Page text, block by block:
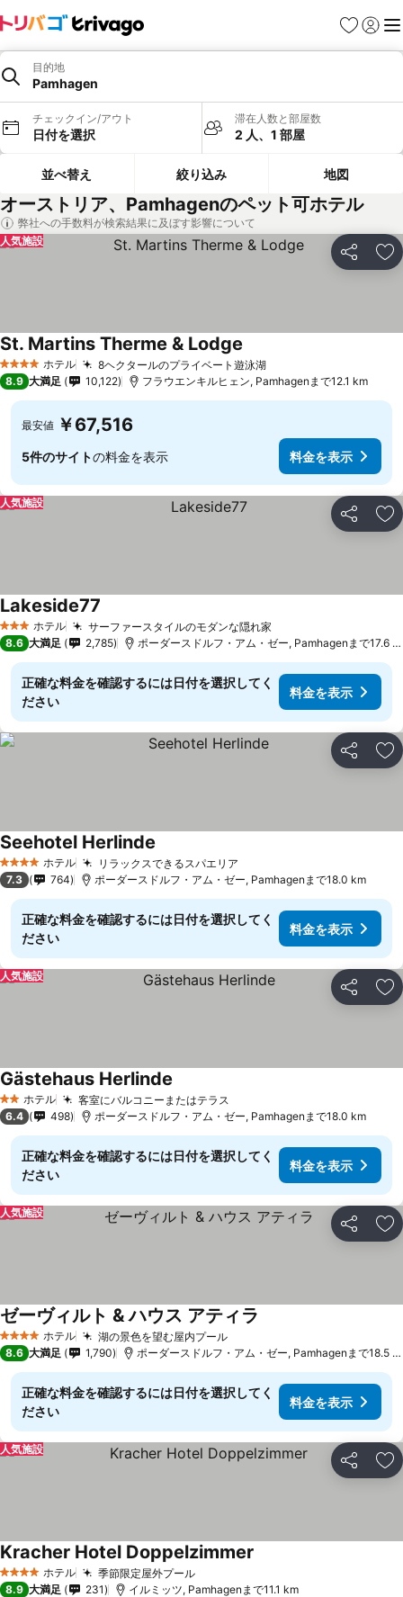
お気に入り
ログイ
メ
目的地
Pamhagen
チェックイン/アウト
日付を選択
滞在人数と部屋数
2 人、1 部屋
並べ替え 絞り込み 地図
オーストリア、Pamhagenのペット可ホテル
弊社への手数料が検索結果に及ぼす影響について
シェア お
人気施設
4 ホテルのランク
ホテル 8ヘクタールのプライベート遊泳湖料金を表示
St. Martins Therme & Lodge
8.9 大満足 10,122 フラウエンキルヒェン, Pamhagenまで12.1 km
最安値 ￥67,516
5件のサイトの料金を表示 料金を表示
シェア お
人気施設
3 ホテルのランク
ホテル サーファースタイルのモダンな隠れ家
Lakeside77
8.6 大満足 2,785 ポーダースドルフ・アム・ゼー, Pamhagenまで17.6
正確な料金を確認するには日付を選択してく
ださい
料金を表示
シェア お
4 ホテルのランク
ホテル リラックスできるスパエリア
Seehotel Herlinde
7.3 764 ポーダースドルフ・アム・ゼー, Pamhagenまで18.0 km
正確な料金を確認するには日付を選択してく
ださい
料金を表示
シェア お
人気施設
2 ホテルのランク
ホテル 客室にバルコニーまたはテラス
Gästehaus Herlinde
6.4 498 ポーダースドルフ・アム・ゼー, Pamhagenまで18.0 km
正確な料金を確認するには日付を選択してく
ださい
料金を表示
シェア お
人気施設
4 ホテルのランク
ホテル 湖の景色を望む屋内プール料金を表示
ゼーヴィルト & ハウス アティラ
8.6 大満足 1,790 ポーダースドルフ・アム・ゼー, Pamhagenまで18.5
正確な料金を確認するには日付を選択してく
ださい
料金を表示
シェア お
人気施設
4 ホテルのランク
ホテル 季節限定屋外プール料金を表示
Kracher Hotel Doppelzimmer
8.9 大満足 231 イルミッツ, Pamhagenまで11.1 km